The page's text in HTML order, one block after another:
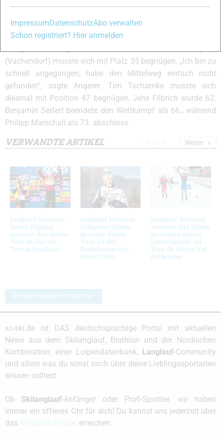
gezeigt. Schön, dass er es nun auch hier gezeigt hat.“ Die
Oberwiesenthaler Tom Reichelt und Rene Sommerfeldt
(Vachendorf) musste sich mit Platz 35 begnügen. „Ich bin zu
schnell angegangen, habe den Mittelweg einfach nicht
gefunden“, sagte Angerer. Tim Tscharnke musste sich
diesmal mit Position 47 begnügen, Jens Filbrich wurde 62.
Benjamin Seifert beendete den Wettkampf als 66., während
Philipp Marschall als 73. abschloss.
VERWANDTE ARTIKEL
Langlauf Weltcup:
Jessie Diggins
gewinnt ihre dritte
Tour de Ski vor
Teresa Stadlober
Langlauf Weltcup:
Johannes Klæbo
gewinnt fünfte
Tour de Ski,
Stenshagen den
Final Climb
Langlauf Weltcup:
Joensuu und Klæbo
gewinnen Sprint-
Generalprobe bei
Tour de Ski im Val
di Fiemme
Weiter
Schreibe einen Kommentar
xc-ski.de ist DAS deutschsprachige Portal mit aktuellen
News aus dem Skilanglauf, Biathlon und der Nordischen
Kombination, einer Loipendatenbank, Langlauf-Community
und allem was du sonst noch über deine Lieblingssportarten
wissen solltest.
Ob Skilanglauf-Anfänger oder Profi-Sportler, wir haben
immer ein offenes Ohr für dich! Du kannst uns jederzeit über
das
erreichen.
ImpressumDatenschutzAbo verwalten
Schon registriert? Hier anmelden